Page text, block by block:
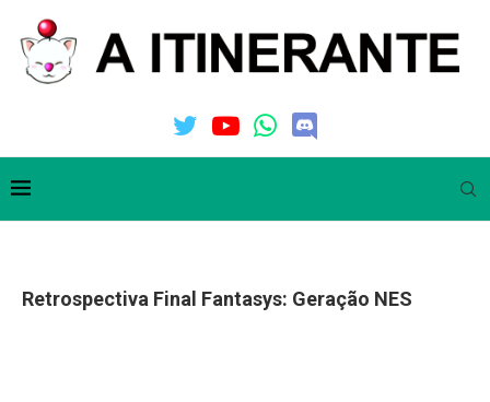
Retrospectiva Final Fantasys: Geração NES